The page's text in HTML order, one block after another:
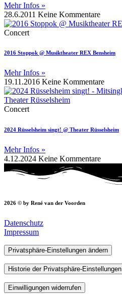
Mehr Infos »
28.6.2011 Keine Kommentare
Concert
2016 Stoppok @ Musiktheater REX Bensheim
Mehr Infos »
19.11.2016 Keine Kommentare
Concert
2024 Rüsselsheim singt! @ Theater Rüsselsheim
Mehr Infos »
4.12.2024 Keine Kommentare
2026 © by René van der Voorden
Datenschutz
Impressum
Privatsphäre-Einstellungen ändern
Historie der Privatsphäre-Einstellungen
Einwilligungen widerrufen